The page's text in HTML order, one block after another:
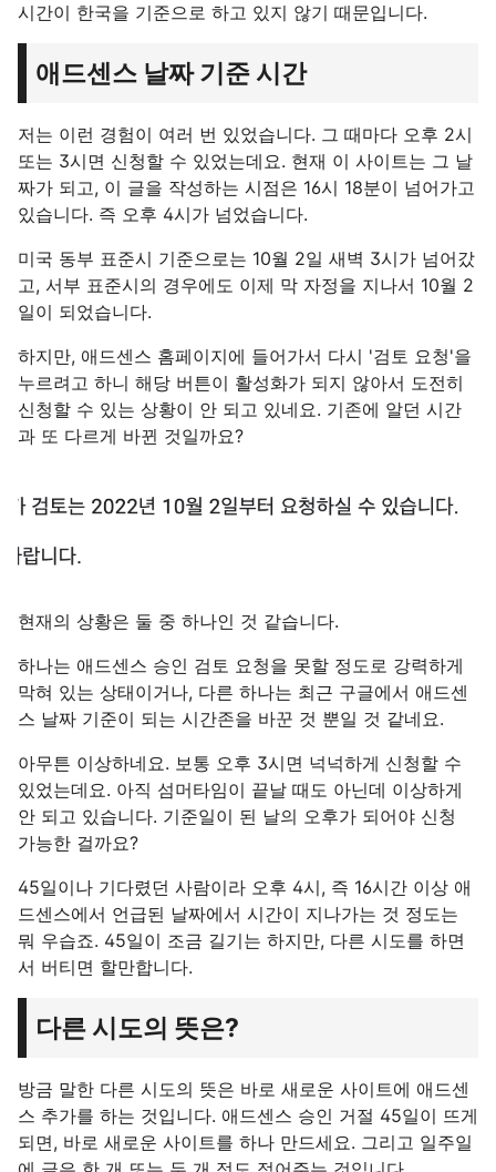
시간이 한국을 기준으로 하고 있지 않기 때문입니다.
애드센스 날짜 기준 시간
저는 이런 경험이 여러 번 있었습니다. 그 때마다 오후 2시
또는 3시면 신청할 수 있었는데요. 현재 이 사이트는 그 날
짜가 되고, 이 글을 작성하는 시점은 16시 18분이 넘어가고
있습니다. 즉 오후 4시가 넘었습니다.
미국 동부 표준시 기준으로는 10월 2일 새벽 3시가 넘어갔
고, 서부 표준시의 경우에도 이제 막 자정을 지나서 10월 2
일이 되었습니다.
하지만, 애드센스 홈페이지에 들어가서 다시 '검토 요청'을
누르려고 하니 해당 버튼이 활성화가 되지 않아서 도전히
신청할 수 있는 상황이 안 되고 있네요. 기존에 알던 시간
과 또 다르게 바뀐 것일까요?
현재의 상황은 둘 중 하나인 것 같습니다.
하나는 애드센스 승인 검토 요청을 못할 정도로 강력하게
막혀 있는 상태이거나, 다른 하나는 최근 구글에서 애드센
스 날짜 기준이 되는 시간존을 바꾼 것 뿐일 것 같네요.
아무튼 이상하네요. 보통 오후 3시면 넉넉하게 신청할 수
있었는데요. 아직 섬머타임이 끝날 때도 아닌데 이상하게
안 되고 있습니다. 기준일이 된 날의 오후가 되어야 신청
가능한 걸까요?
45일이나 기다렸던 사람이라 오후 4시, 즉 16시간 이상 애
드센스에서 언급된 날짜에서 시간이 지나가는 것 정도는
뭐 우습죠. 45일이 조금 길기는 하지만, 다른 시도를 하면
서 버티면 할만합니다.
다른 시도의 뜻은?
방금 말한 다른 시도의 뜻은 바로 새로운 사이트에 애드센
스 추가를 하는 것입니다. 애드센스 승인 거절 45일이 뜨게
되면, 바로 새로운 사이트를 하나 만드세요. 그리고 일주일